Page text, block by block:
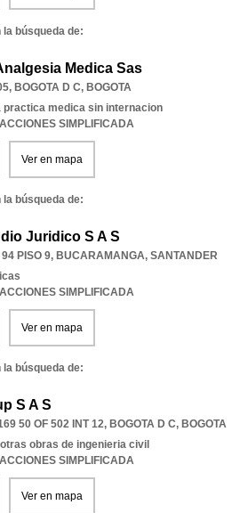
búsqueda de:
Medica Sas
, BOGOTA D C, BOGOTA
practica medica sin internacion
SIMPLIFICADA
Ver en mapa
búsqueda de:
Juridico S A S
PISO 9, BUCARAMANGA, SANTANDER
SIMPLIFICADA
Ver en mapa
búsqueda de:
S A S
50 OF 502 INT 12, BOGOTA D C, BOGOTA
obras de ingenieria civil
SIMPLIFICADA
Ver en mapa